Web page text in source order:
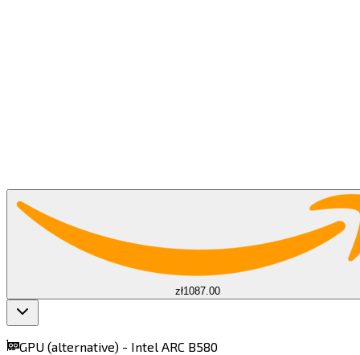
zł1087.00
GPU (alternative) - Intel ARC B580​​​​‌ ‍ ​‍​‍‌‍ ‌ ​‍‌‍‍‌‌‍‌ ‌‍‍‌‌‍ ‍​‍​‍​ ‍‍​‍​‍‌ ​ ‌‍​‌‌‍ ‍‌‍‍‌‌ ‌​‌ ‍‌​‍ ‍‌‍‍‌‌‍ ​‍​‍​‍ ​​‍​‍‌‍‍​‌ ​‍‌‍‌‌‌‍‌‍​‍​‍​ ‍‍​‍​‍​‍ ‌‍​‌‌‍‌​‌‍ ‌‌‍‍‌‌‍ ‍​‍ ‌‍‍‌‌‍ ‍‌ ‌​‌‍‌‌‌‍ ‍‌ ‌​​‍ ‌‍‌‌‌‍‌​‌‍‍‌‌ ‌​​‍ ‌‍ ‌‌‍ ‌‍‌​‌‍‌‌​ ‌‌ ​​‌ ​‍‌‍‌‌‌ ​ ‌‍‌‌‌‍ ‍‌ ‌​‌‍​‌‌ ‌​‌‍‍‌‌‍ ‌‍ ‍​ ‍ ‌‍‍‌‌‍‌​​ ‌‌‍‌‍​ ​​‌‍​‌​ ‍‌​ ​​​ ‌​​ ​‌‌‍​ ​‍ ‌​ ‌​‌‍‌‌​ ‌‌‌‍‌​​‍ ‌​ ‌​‌‍‌​‌‍‌​​ ‌​​‍ ‌‌‍​‍​ ‌ ‌‍‌‍​ ​‌​‍ ‌‌‍​ ​ ​‌​ ‌‍​ ‍​‌‍‌​​ ‌‌‌‍‌‌​ ‌‌​ ‍‌​ ​​​ ​​​ ​‌​ ‍ ‌ ‌​‌ ‍‌‌ ​​‌‍‌‌​ ‌‌‍‌ ‌ ​​‌ ‌‌​ ‍ ‌ ​​‌‍​‌‌ ‌​‌‍‍​​ ‌‌‍ ‍‌‍​‌‌‍ ‌‌‍‌‌​ ‌‍​‍‌‍​‌‌ ​ ‌‍‌‌‌‌‌‌‌ ​‍‌‍ ​​ ‌​‍‌‌​ ​‍‌​‌‍‌‍​‌‌‍‌​‌‍ ‌‌‍‍‌‌‍ ‍​‍‌‍‌‍‍‌‌‍‌​​ ‌‌‍‌‍​ ​​‌‍​‌​ ‍‌​ ​​​ ‌​​ ​‌‌‍​ ​‍ ‌​ ‌​‌‍‌‌​ ‌‌‌‍‌​​‍ ‌​ ‌​‌‍‌​‌‍‌​​ ‌​​‍ ‌‌‍​‍​ ‌ ‌‍‌‍​ ​‌​‍ ‌‌‍​ ​ ​‌​ ‌‍​ ‍​‌‍‌​​ ‌‌‌‍‌‌​ ‌‌​ ‍‌​ ​​​ ​​​ ​‌​‍‌‍‌ ‌​‌ ‍‌‌ ​​‌‍‌‌​ ‌‌‍‌ ‌ ​​‌ ‌‌​‍‌‍‌ ​​‌‍​‌‌ ‌​‌‍‍​​ ‌‌‍ ‍‌‍​‌‌‍ ‌‌‍‌‌​‍‌‍‌ ​​‌‍‌‌‌ ​‍‌ ​ ‌ ​​‌‍‌‌‌‍​ ‌ ‌​‌‍‍‌‌ ‌‍‌‍‌‌​ ‌‌ ​​‌ ‌‌‌‍​‍‌‍ ​‌‍‍‌‌ ​ ‌‍‍​‌‍‌‌‌‍‌​​‍​‍‌ ‌